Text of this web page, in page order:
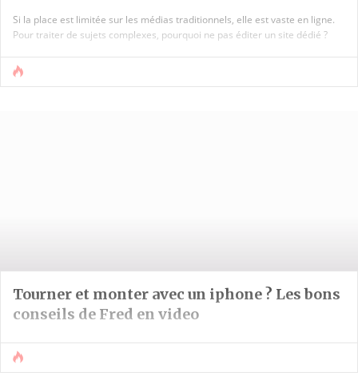
Si la place est limitée sur les médias traditionnels, elle est vaste en ligne.
Pour traiter de sujets complexes, pourquoi ne pas éditer un site dédié ?
Tourner et monter avec un iphone ? Les bons
conseils de Fred en video